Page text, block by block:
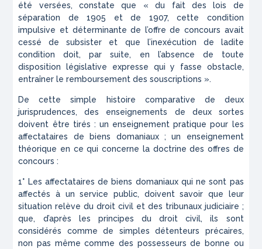
été versées, constate que « du fait des lois de
séparation de 1905 et de 1907,cette condition
impulsive et déterminantede l’offre de concours avait
cessé de subsister et que l’inexécution de ladite
condition doit, par suite, en l’absence de toute
disposition législative expresse qui y fasse obstacle,
entraîner le remboursement des souscriptions ».
De cette simple histoire comparative de deux
jurisprudences, des enseignements de deux sortes
doivent être tirés : un enseignement pratique pour les
affectataires de biens domaniaux ; un enseignement
théorique en ce qui concerne la doctrine des offres de
concours :
1° Les affectataires de biens domaniaux qui ne sont pas
affectés à un service public, doivent savoir que leur
situation relève du droit civil et des tribunaux judiciaire ;
que, d’après les principes du droit civil, ils sont
considérés comme de simples détenteurs précaires,
non pas même comme des possesseurs de bonne ou